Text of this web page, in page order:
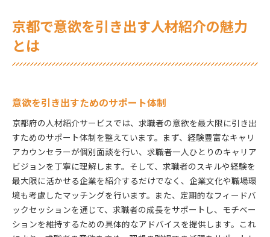
京都で意欲を引き出す人材紹介の魅力
とは
意欲を引き出すためのサポート体制
京都府の人材紹介サービスでは、求職者の意欲を最大限に引き出
すためのサポート体制を整えています。まず、経験豊富なキャリ
アカウンセラーが個別面談を行い、求職者一人ひとりのキャリア
ビジョンを丁寧に理解します。そして、求職者のスキルや経験を
最大限に活かせる企業を紹介するだけでなく、企業文化や職場環
境も考慮したマッチングを行います。また、定期的なフィードバ
ックセッションを通じて、求職者の成長をサポートし、モチベー
ションを維持するための具体的なアドバイスを提供します。これ